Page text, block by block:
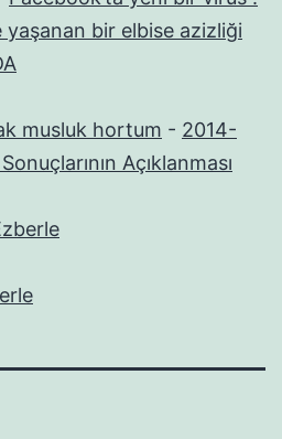
yaşanan bir elbise azizliği
musluk hortum - 2014-
Açıklanması